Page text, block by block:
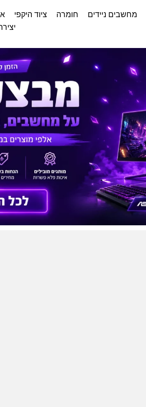
מחשבים ניידים חומרה ציוד היקפי